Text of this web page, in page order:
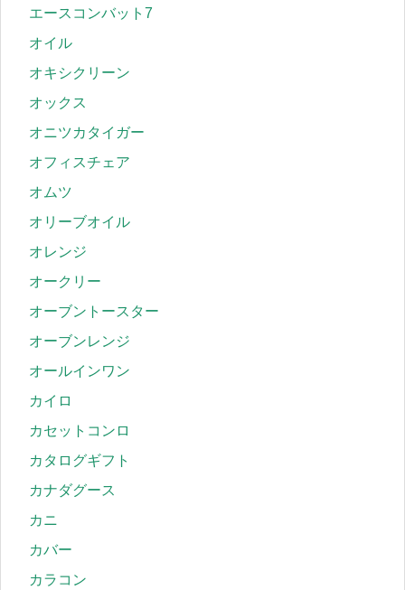
エースコンバット7
オイル
オキシクリーン
オックス
オニツカタイガー
オフィスチェア
オムツ
オリーブオイル
オレンジ
オークリー
オーブントースター
オーブンレンジ
オールインワン
カイロ
カセットコンロ
カタログギフト
カナダグース
カニ
カバー
カラコン